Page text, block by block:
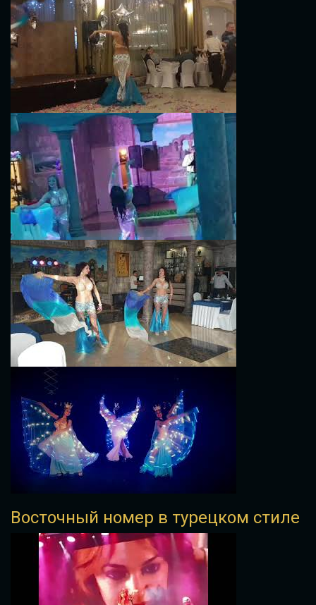
Восточный номер в турецком стиле